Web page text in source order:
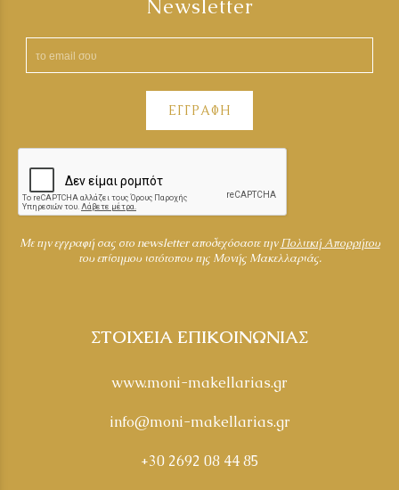
Newsletter
ΕΓΓΡΑΦΗ
Mε την εγγραφή σας στο newsletter αποδεχόσαστε τηνΠολιτκή Απορρήτου
του επίσημου ιστότοπου της Μονής Μακελλαριάς.
ΣΤΟΙΧΕΙΑ ΕΠΙΚΟΙΝΩΝΙΑΣ
www.moni-makellarias.gr
info@moni-makellarias.gr
+30 2692 08 44 85